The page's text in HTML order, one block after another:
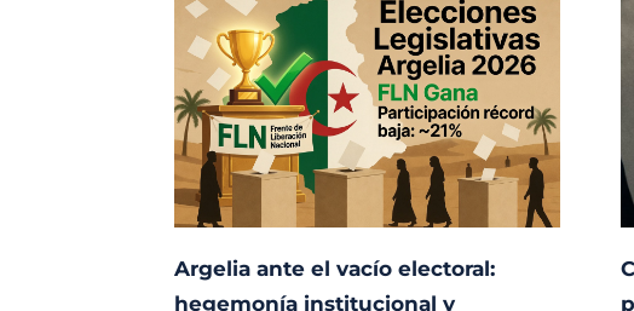
Argelia ante el vacío electoral:
hegemonía institucional y